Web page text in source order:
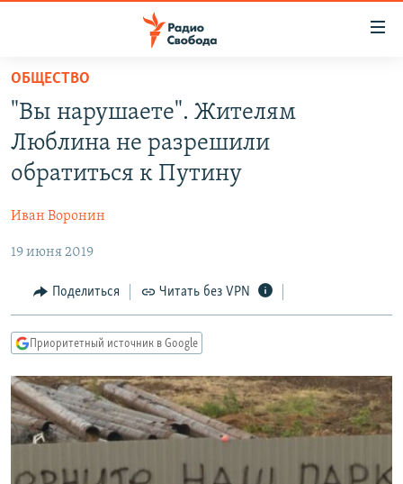
упрощенного
доступа
Вернуться
основному
Вернутся
навигации
Вернутся
поиску
ПРОГРАММЫ
ПОДКАСТЫ
АВТОРСКИЕ ПРОЕКТЫ
МНЕНИЯ
КУЛЬТУРА
IDEL.РЕАЛИИ
СЕВЕР.РЕАЛИИ
СИБИРЬ.РЕАЛИИ
РАСПИСАНИЕ ВЕЩАНИЯ
ОБЩЕСТВО
"Вы нарушаете". Жителям
Люблина не разрешили
обратиться к Путину
Иван Воронин
19 июня 2019
Поделиться Читать без VPN
Приоритетный источник в Google